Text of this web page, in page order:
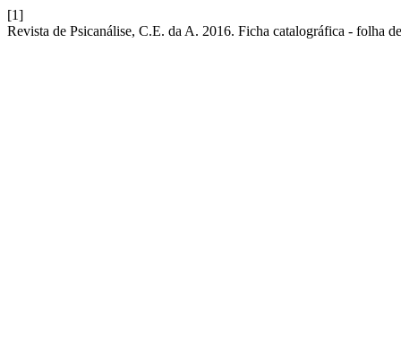
[1]
Revista de Psicanálise, C.E. da A. 2016. Ficha catalográfica - folha